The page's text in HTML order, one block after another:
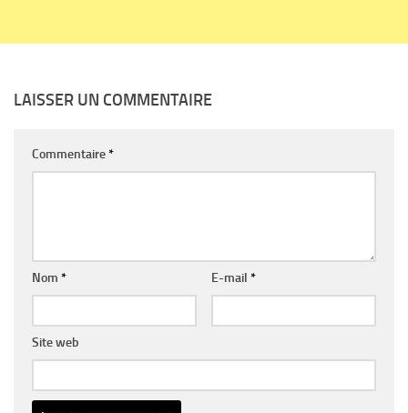
LAISSER UN COMMENTAIRE
Commentaire*
Nom * E-mail *
Site web